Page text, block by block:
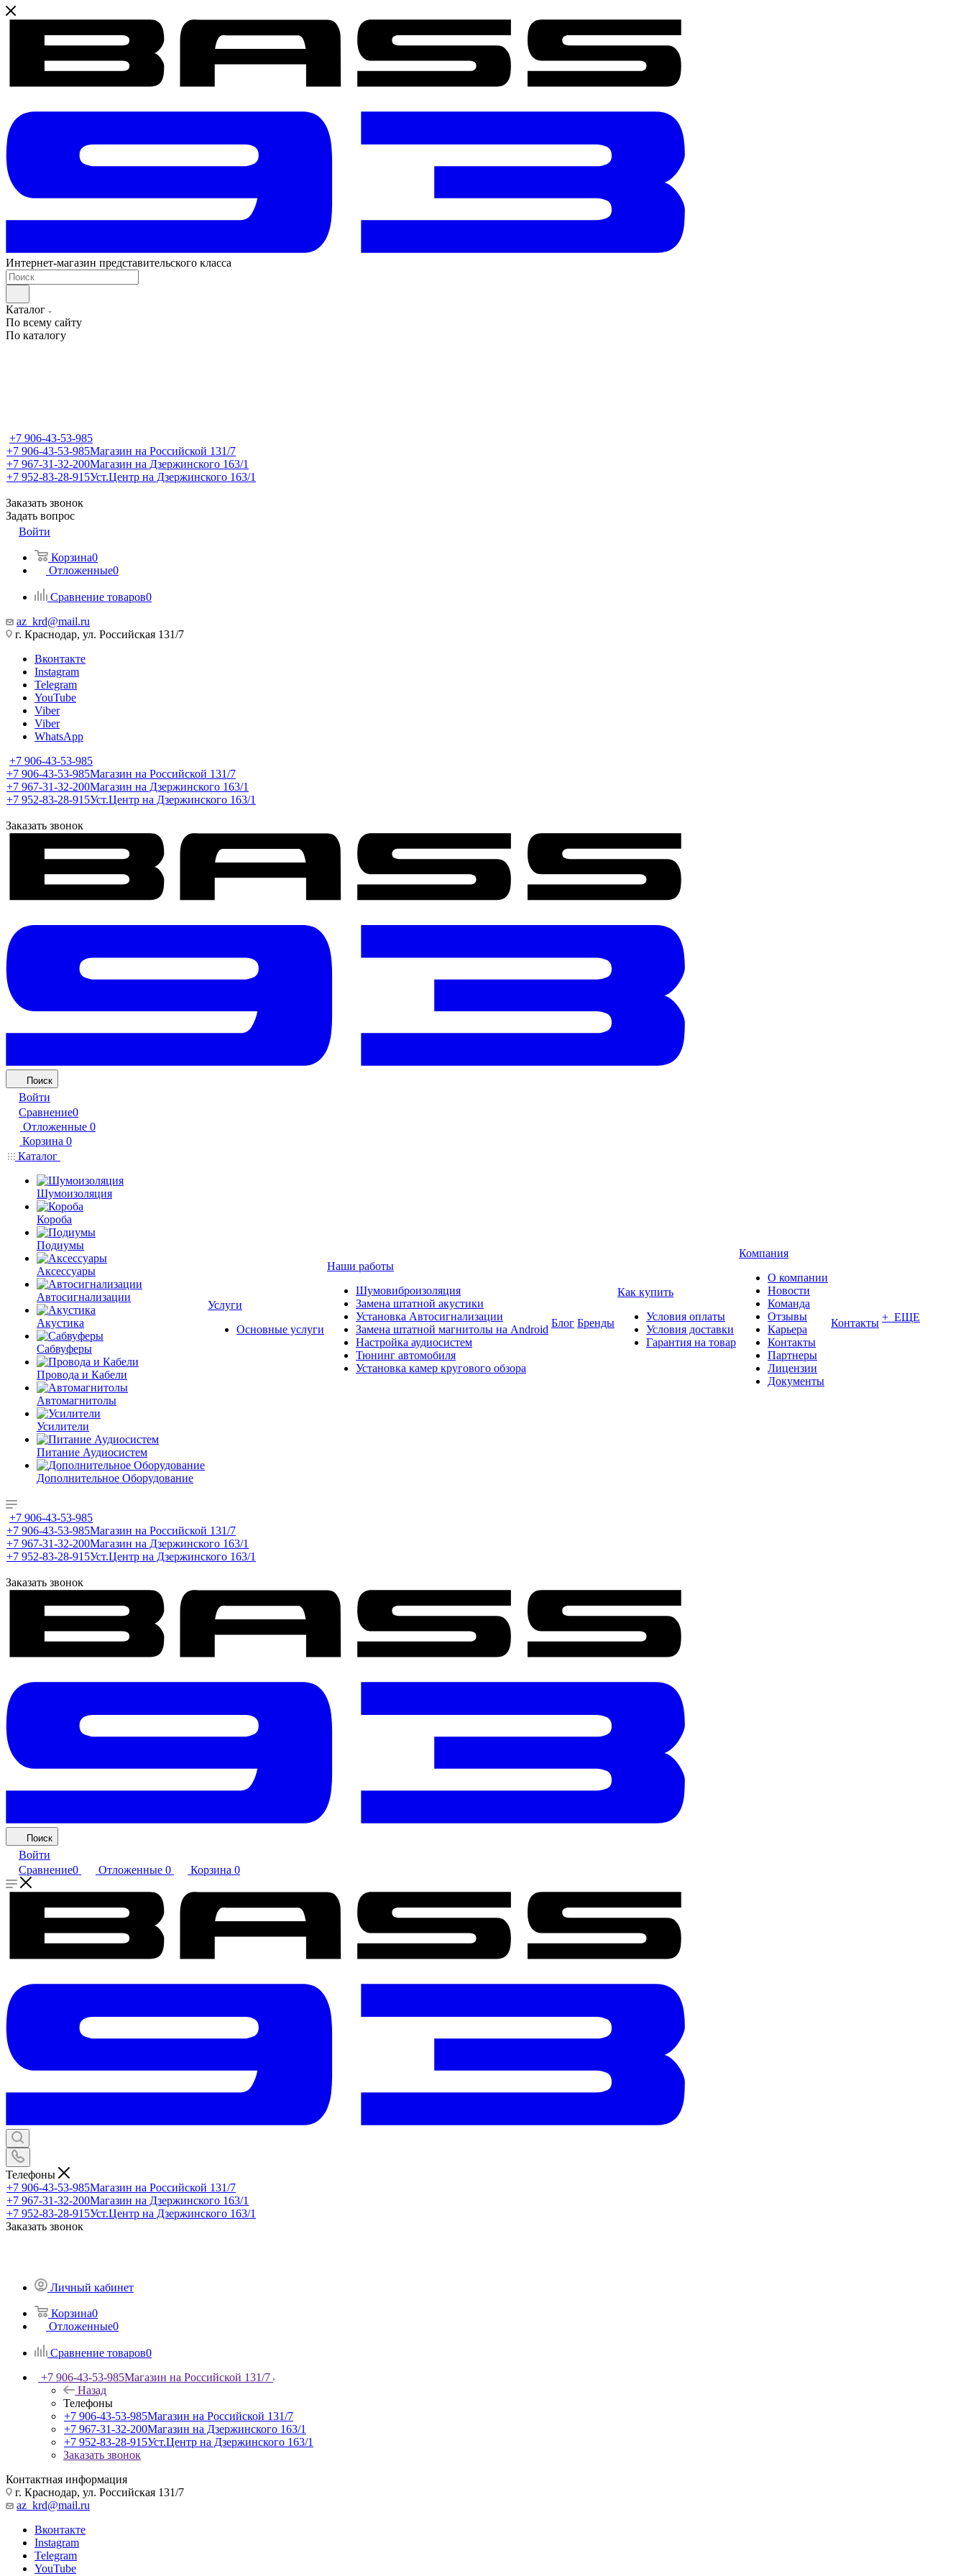
Интернет-магазин представительского класса
Каталог
По всему сайту
По каталогу
+7 906-43-53-985
+7 906-43-53-985Магазин на Российской 131/7
+7 967-31-32-200Магазин на Дзержинского 163/1
+7 952-83-28-915Уст.Центр на Дзержинского 163/1
Заказать звонок
Задать вопрос
Войти
Корзина0
Отложенные0
Сравнение товаров0
az_krd@mail.ru
г. Краснодар, ул. Российская 131/7
Вконтакте
Instagram
Telegram
YouTube
Viber
Viber
WhatsApp
+7 906-43-53-985
+7 906-43-53-985Магазин на Российской 131/7
+7 967-31-32-200Магазин на Дзержинского 163/1
+7 952-83-28-915Уст.Центр на Дзержинского 163/1
Заказать звонок
Поиск
Войти
Сравнение0
Отложенные 0
Корзина 0
Каталог
Шумоизоляция
Короба
Подиумы
Аксессуары
Автосигнализации
Акустика
Сабвуферы
Провода и Кабели
Автомагнитолы
Усилители
Питание Аудиосистем
Дополнительное Оборудование
Услуги
Основные услуги
Наши работы
Шумовиброизоляция
Замена штатной акустики
Установка Автосигнализации
Замена штатной магнитолы на Android
Настройка аудиосистем
Тюнинг автомобиля
Установка камер кругового обзора
Блог Бренды
Как купить
Условия оплаты
Условия доставки
Гарантия на товар
Компания
О компании
Новости
Команда
Отзывы
Карьера
Контакты
Партнеры
Лицензии
Документы
Контакты + ЕЩЕ
+7 906-43-53-985
+7 906-43-53-985Магазин на Российской 131/7
+7 967-31-32-200Магазин на Дзержинского 163/1
+7 952-83-28-915Уст.Центр на Дзержинского 163/1
Заказать звонок
Поиск
Войти
Сравнение0 Отложенные 0 Корзина 0
Телефоны
+7 906-43-53-985Магазин на Российской 131/7
+7 967-31-32-200Магазин на Дзержинского 163/1
+7 952-83-28-915Уст.Центр на Дзержинского 163/1
Заказать звонок
Личный кабинет
Корзина0
Отложенные0
Сравнение товаров0
+7 906-43-53-985Магазин на Российской 131/7
Назад
Телефоны
+7 906-43-53-985Магазин на Российской 131/7
+7 967-31-32-200Магазин на Дзержинского 163/1
+7 952-83-28-915Уст.Центр на Дзержинского 163/1
Заказать звонок
Контактная информация
г. Краснодар, ул. Российская 131/7
az_krd@mail.ru
Вконтакте
Instagram
Telegram
YouTube